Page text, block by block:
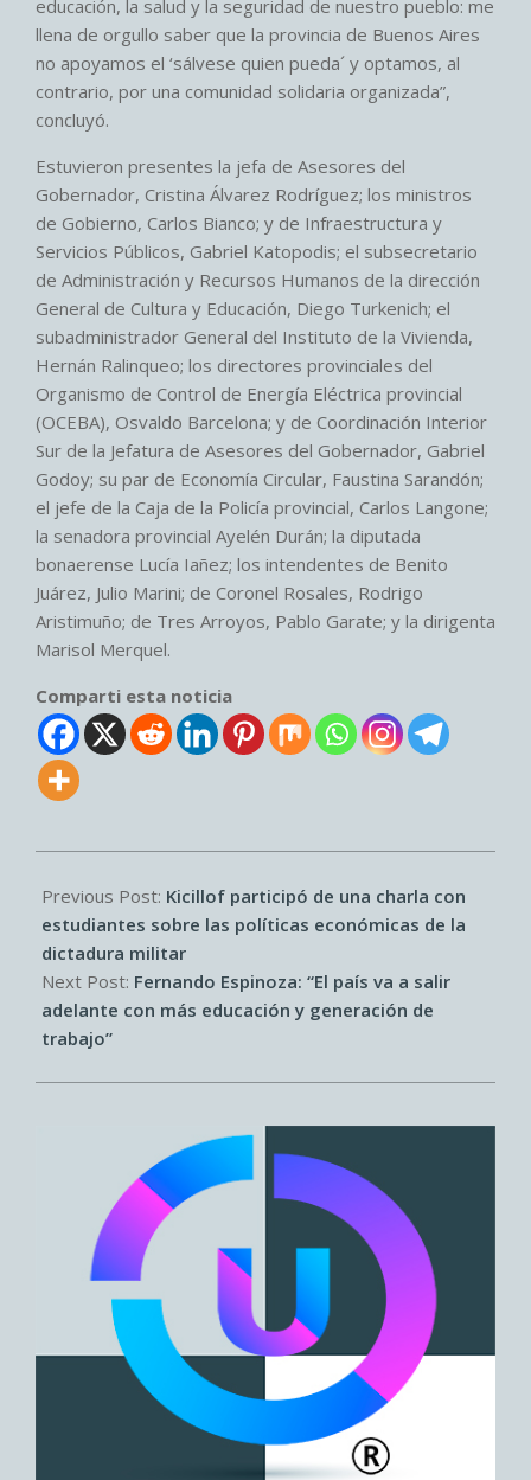
educación, la salud y la seguridad de nuestro pueblo: me
llena de orgullo saber que la provincia de Buenos Aires
no apoyamos el ‘sálvese quien pueda´ y optamos, al
contrario, por una comunidad solidaria organizada”,
concluyó.
Estuvieron presentes la jefa de Asesores del
Gobernador, Cristina Álvarez Rodríguez; los ministros
de Gobierno, Carlos Bianco; y de Infraestructura y
Servicios Públicos, Gabriel Katopodis; el subsecretario
de Administración y Recursos Humanos de la dirección
General de Cultura y Educación, Diego Turkenich; el
subadministrador General del Instituto de la Vivienda,
Hernán Ralinqueo; los directores provinciales del
Organismo de Control de Energía Eléctrica provincial
(OCEBA), Osvaldo Barcelona; y de Coordinación Interior
Sur de la Jefatura de Asesores del Gobernador, Gabriel
Godoy; su par de Economía Circular, Faustina Sarandón;
el jefe de la Caja de la Policía provincial, Carlos Langone;
la senadora provincial Ayelén Durán; la diputada
bonaerense Lucía Iañez; los intendentes de Benito
Juárez, Julio Marini; de Coronel Rosales, Rodrigo
Aristimuño; de Tres Arroyos, Pablo Garate; y la dirigenta
Marisol Merquel.
Comparti esta noticia
04-
08
Previous Post: Kicillof participó de una charla con
estudiantes sobre las políticas económicas de la
dictadura militar
Next Post: Fernando Espinoza: “El país va a salir
adelante con más educación y generación de
trabajo”